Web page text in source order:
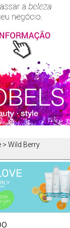
> Wild Berry